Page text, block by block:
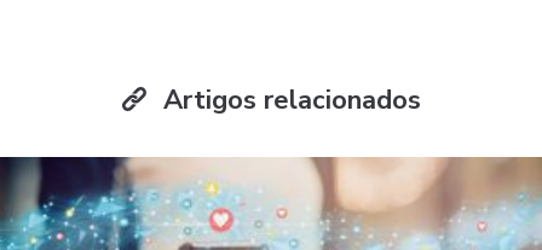
Artigos relacionados